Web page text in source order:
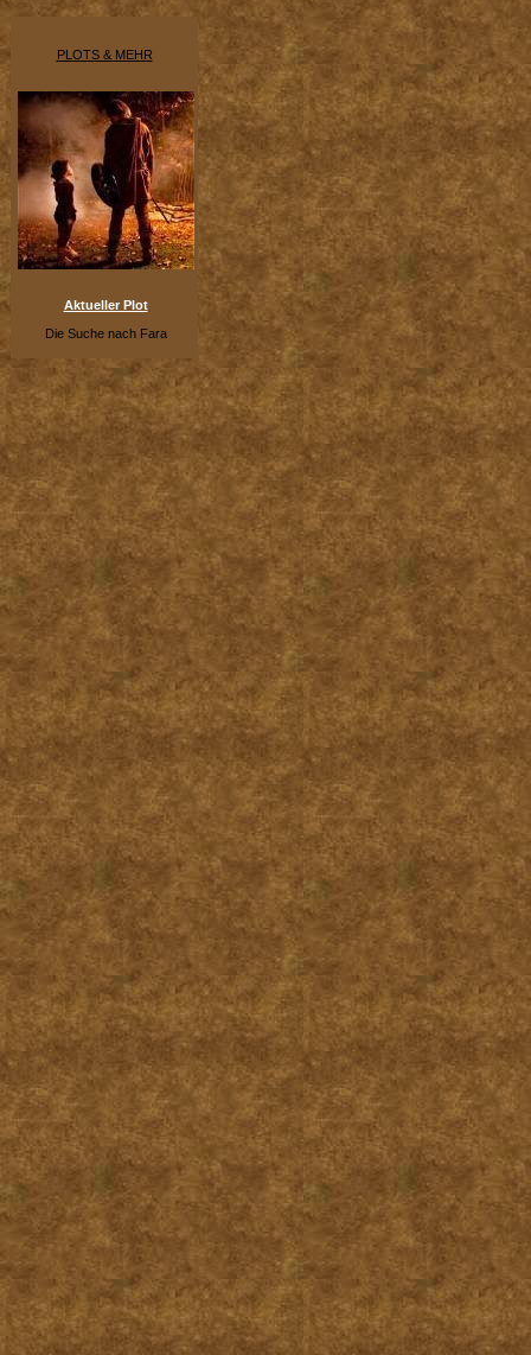
PLOTS & MEHR
Aktueller Plot
Die Suche nach Fara